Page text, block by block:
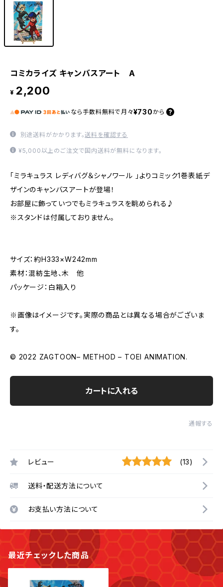
コミカライズ キャンバスアート A
¥ 2,200
なら 手数料無料で 月々¥730 から
別途送料がかかります。送料を確認する
¥5,000以上のご注文で国内送料が無料になります。
「ミラキュラス レディバグ＆シャノワール 」よりコミック1巻表紙デ
ザインのキャンバスアートが登場！
お部屋に飾っていつでもミラキュラスを眺められる♪
※スタンドは付属しておりません。
サイズ：約H333×W242mm
素材：混紡生地、木 他
パッケージ：白箱入り
※画像はイメージです。実際の商品とは異なる場合がございま
す。
© 2022 ZAGTOON– METHOD – TOEI ANIMATION.
カートに入れる
通報する
レビュー (13)
送料・配送方法について
お支払い方法について
最近チェックした商品